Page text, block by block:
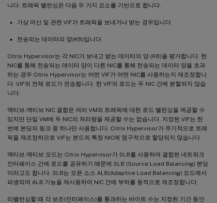
니다. 트래픽 밸런싱은 다음 두 가지 요소를 기반으로 합니다.
가상 머신 및 관련 VIF가 트래픽을 보내거나 받는 경우입니다
전송되는 데이터의 양(KB)입니다.
Citrix Hypervisor는 각 NIC가 보내고 받는 데이터의 양 (KB)을 평가합니다. 한
NIC를 통해 전송되는 데이터 양이 다른 NIC를 통해 전송되는 데이터 양을 초과
하는 경우 Citrix Hypervisor는 어떤 VIF가 어떤 NIC를 사용하는지 재조정합니
다. VIF의 전체 로드가 전송됩니다. 한 VIF의 로드는 두 NIC 간에 분할되지 않습
니다.
액티브-액티브 NIC 결합은 여러 VM의 트래픽에 대한 로드 밸런싱을 제공할 수
있지만 단일 VM에 두 NIC의 처리량을 제공할 수는 없습니다. 지정된 VIF는 한
번에 본딩의 링크 중 하나만 사용합니다. Citrix Hypervisor가 주기적으로 트래
픽을 재조정하므로 VIF는 본드의 특정 NIC에 영구적으로 할당되지 않습니다.
액티브-액티브 모드는 Citrix Hypervisor가 SLB를 사용하여 결합된 네트워크
인터페이스 간에 로드를 공유하기 때문에 SLB (Source Load Balancing) 본딩
이라고도 합니다. SLB는 오픈 소스 ALB(Adaptive Load Balancing) 모드에서
파생되며 ALB 기능을 재사용하여 NIC 간에 부하를 동적으로 재조정합니다.
리밸런싱할 때 각 보조(인터페이스)를 통과하는 바이트 수는 지정된 기간 동안